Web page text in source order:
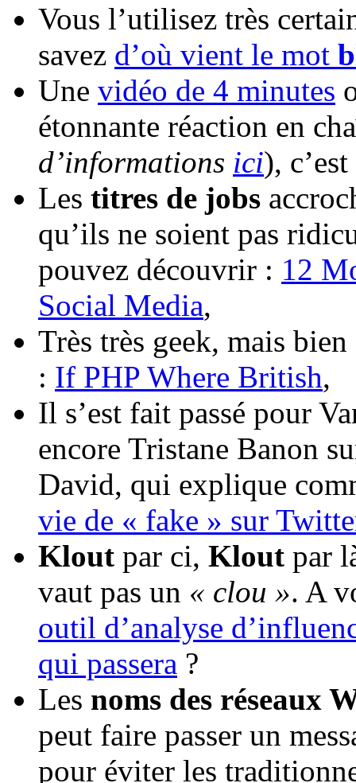
Vous l’utilisez très
savez d’où vient le mot
Une vidéo de 4 minutes
étonnante réaction en
d’informations ici),
Les titres de jobs
qu’ils ne soient pas
pouvez découvrir : 12
Social Media,
Très très geek, mais
: If PHP Where British,
Il s’est fait passé pour
encore Tristane Banon
David, qui explique
vie de « fake » sur
Klout par ci, Klout par
vaut pas un « clou ». A
outil d’analyse
qui passera ?
Les noms des réseaux
peut faire passer un
pour éviter les